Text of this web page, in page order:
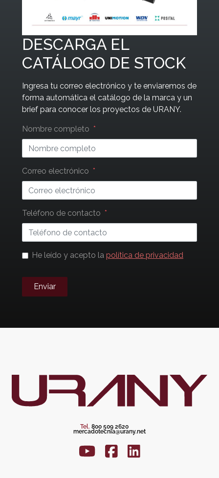
DESCARGA EL
CATÁLOGO DE STOCK
Ingresa tu correo electrónico y te enviaremos de
forma automática el catálogo de la marca y un
brief para conocer los proyectos de URANY.
Leave
this
field
Nombre completo
Correo electrónico
Teléfono de contacto
He leído y acepto la política de privacidad
Enviar
Tel. 800 509 2620
mercadotecnia@urany.net